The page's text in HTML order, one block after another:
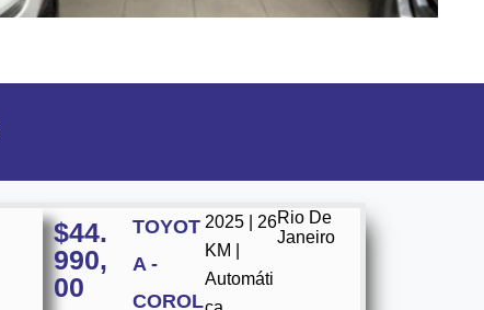
$44.
990,
00
TOYOT
A -
COROL
2025 | 26
KM |
Automáti
Rio De
Janeiro